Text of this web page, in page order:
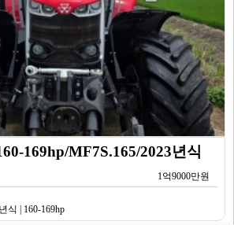
169hp/MF7S.165/2023년식
1억9000만원
식 | 160-169hp